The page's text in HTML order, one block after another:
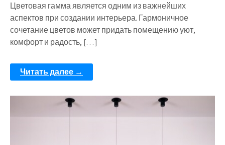
Цветовая гамма является одним из важнейших
аспектов при создании интерьера. Гармоничное
сочетание цветов может придать помещению уют,
комфорт и радость, […]
Читать далее →